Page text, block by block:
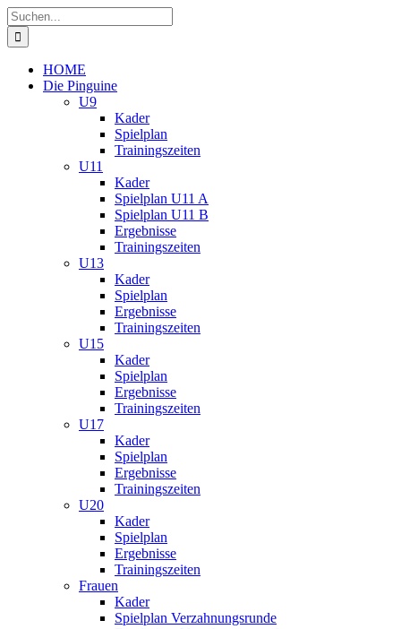
Zum
Inhalt
springen
Suche
nach:
HOME
Die Pinguine
U9
Kader
Spielplan
Trainingszeiten
U11
Kader
Spielplan U11 A
Spielplan U11 B
Ergebnisse
Trainingszeiten
U13
Kader
Spielplan
Ergebnisse
Trainingszeiten
U15
Kader
Spielplan
Ergebnisse
Trainingszeiten
U17
Kader
Spielplan
Ergebnisse
Trainingszeiten
U20
Kader
Spielplan
Ergebnisse
Trainingszeiten
Frauen
Kader
Spielplan Verzahnungsrunde